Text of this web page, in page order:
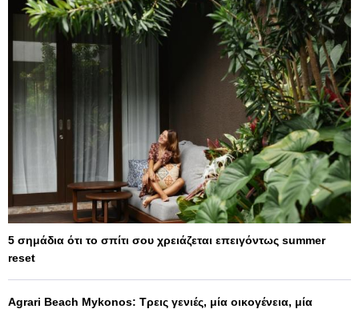
5 σημάδια ότι το σπίτι σου χρειάζεται επειγόντως summer
reset
Agrari Beach Mykonos: Τρεις γενιές, μία οικογένεια, μία